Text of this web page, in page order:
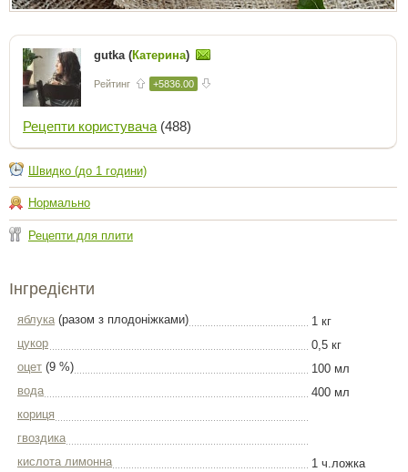
gutka (Катерина)
Рейтинг +5836.00
Рецепти користувача (488)
Швидко (до 1 години)
Нормально
Рецепти для плити
Інгредієнти
яблука(разом з плодоніжками)
1 кг
цукор
0,5 кг
оцет (9 %)
100 мл
вода
400 мл
кориця
гвоздика
кислота лимонна
1 ч.ложка